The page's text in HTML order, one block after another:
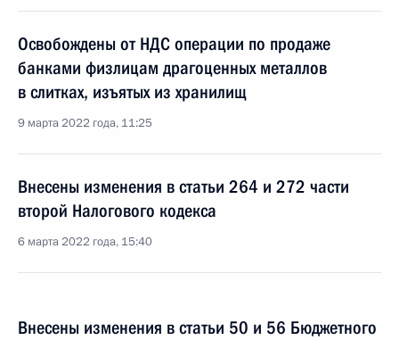
Освобождены от НДС операции по продаже
банками физлицам драгоценных металлов
в слитках, изъятых из хранилищ
9 марта 2022 года, 11:25
Внесены изменения в статьи 264 и 272 части
второй Налогового кодекса
6 марта 2022 года, 15:40
Внесены изменения в статьи 50 и 56 Бюджетного